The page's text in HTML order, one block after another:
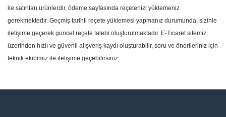
ile satınlan ürünlerdir, ödeme sayfasında reçetenizi yüklemeniz
gerekmektedir. Geçmiş tarihli reçete yüklemesi yapmanız durumunda, sizinle
iletişime geçerek güncel reçete talebi oluşturulmaktadır. E-Ticaret sitemiz
üzerinden hızlı ve güvenli alışveriş kaydı oluşturabilir, soru ve önerileriniz için
teknik ekibimiz ile iletişime geçebilirsiniz.